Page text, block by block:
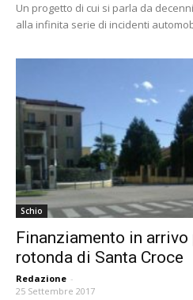
Un progetto di cui si parla da
alla infinita serie di incidenti
Schio
Finanziamento in arrivo
rotonda di Santa Croce
Redazione -
25 Settembre 2017